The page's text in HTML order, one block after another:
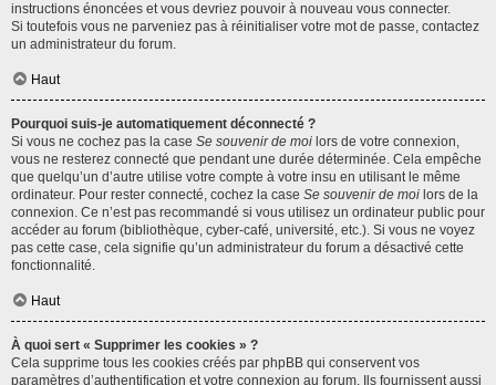
instructions énoncées et vous devriez pouvoir à nouveau vous connecter.
Si toutefois vous ne parveniez pas à réinitialiser votre mot de passe, contactez
un administrateur du forum.
Haut
Pourquoi suis-je automatiquement déconnecté ?
Si vous ne cochez pas la case Se souvenir de moi lors de votre connexion,
vous ne resterez connecté que pendant une durée déterminée. Cela empêche
que quelqu’un d’autre utilise votre compte à votre insu en utilisant le même
ordinateur. Pour rester connecté, cochez la case Se souvenir de moi lors de la
connexion. Ce n’est pas recommandé si vous utilisez un ordinateur public pour
accéder au forum (bibliothèque, cyber-café, université, etc.). Si vous ne voyez
pas cette case, cela signifie qu’un administrateur du forum a désactivé cette
fonctionnalité.
Haut
À quoi sert « Supprimer les cookies » ?
Cela supprime tous les cookies créés par phpBB qui conservent vos
paramètres d’authentification et votre connexion au forum. Ils fournissent aussi